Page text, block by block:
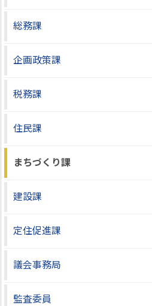
総務課
企画政策課
税務課
住民課
まちづくり課
建設課
定住促進課
議会事務局
監査委員